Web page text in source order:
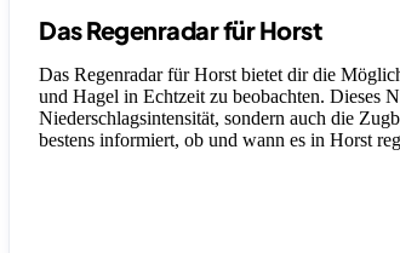
Das Regenradar für Horst
Das Regenradar für Horst bietet dir die
und Hagel in Echtzeit zu beobachten. Dieses
Niederschlagsintensität, sondern auch die
bestens informiert, ob und wann es in Horst